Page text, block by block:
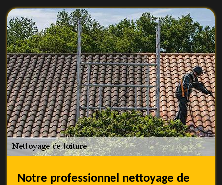
Notre professionnel nettoyage de